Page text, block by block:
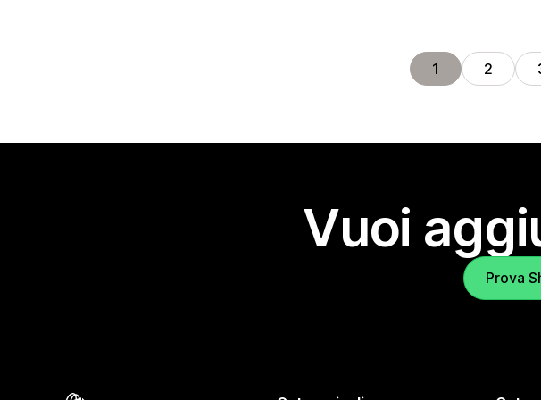
1 2
Vuoi
Prova